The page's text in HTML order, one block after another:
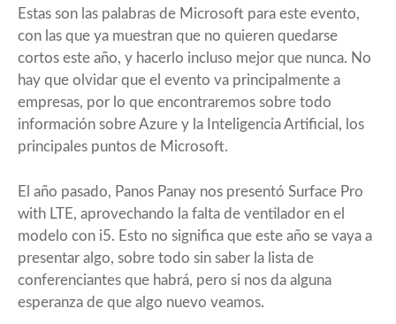
Estas son las palabras de Microsoft para este evento,
con las que ya muestran que no quieren quedarse
cortos este año, y hacerlo incluso mejor que nunca. No
hay que olvidar que el evento va principalmente a
empresas, por lo que encontraremos sobre todo
información sobre Azure y la Inteligencia Artificial, los
principales puntos de Microsoft.
El año pasado, Panos Panay nos presentó Surface Pro
with LTE, aprovechando la falta de ventilador en el
modelo con i5. Esto no significa que este año se vaya a
presentar algo, sobre todo sin saber la lista de
conferenciantes que habrá, pero si nos da alguna
esperanza de que algo nuevo veamos.